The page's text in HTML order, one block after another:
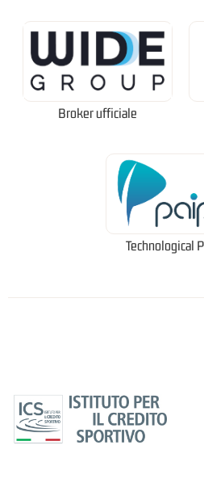
Broker ufficiale
Technological